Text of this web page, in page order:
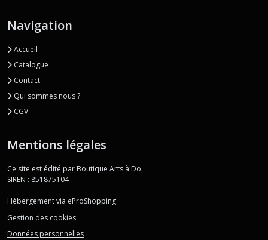
Navigation
Accueil
Catalogue
Contact
Qui sommes nous ?
CGV
Mentions légales
Ce site est édité par Boutique Arts à Do.
SIREN : 851875104
Hébergement via eProShopping
Gestion des cookies
Données personnelles